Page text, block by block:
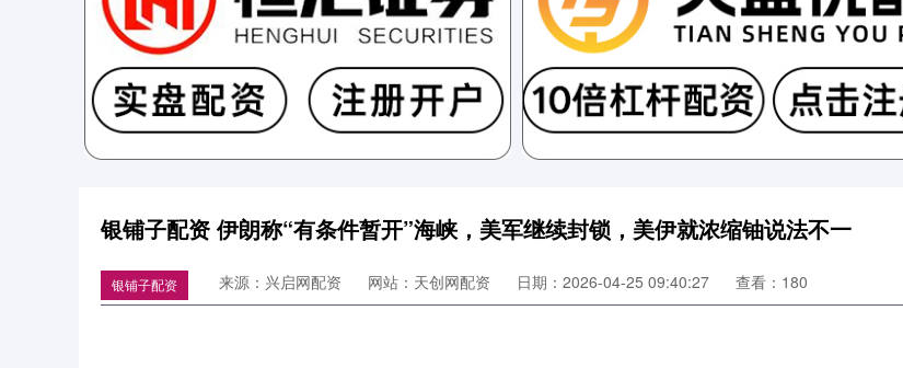
银铺子配资 伊朗称“有条件暂开”海峡，美军继续封锁，美伊就浓缩铀说法不一
银铺子配资 来源：兴启网配资 网站：天创网配资 日期：2026-04-25 09:40:27 查看：180